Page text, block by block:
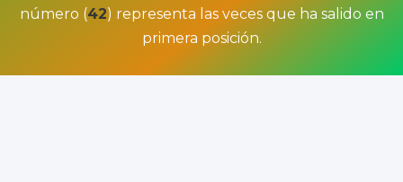
número (42) representa las veces que ha salido en
primera posición.